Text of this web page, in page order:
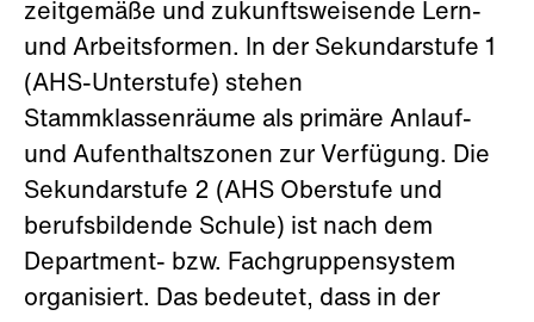
zeitgemäße und zukunftsweisende Lern-
und Arbeitsformen. In der Sekundarstufe 1
(AHS-Unterstufe) stehen
Stammklassenräume als primäre Anlauf-
und Aufenthaltszonen zur Verfügung. Die
Sekundarstufe 2 (AHS Oberstufe und
berufsbildende Schule) ist nach dem
Department- bzw. Fachgruppensystem
organisiert. Das bedeutet, dass in der